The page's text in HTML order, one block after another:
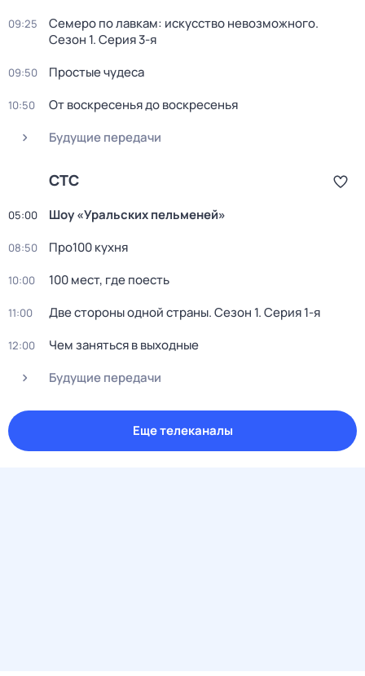
09:25 Семеро по лавкам: искусство невозможного.
Сезон 1. Серия 3-я
09:50 Простые чудеса
10:50
От воскресенья до воскресенья
Будущие передачи
СТС
05:00 Шоy «Уральских пeльменей»
08:50 Пpo100 кухня
10:00 100 мест, где поесть
11:00 Две стороны одной страны. Сезон 1. Серия 1-я
12:00
Чем заняться в выходные
Будущие передачи
Еще телеканалы